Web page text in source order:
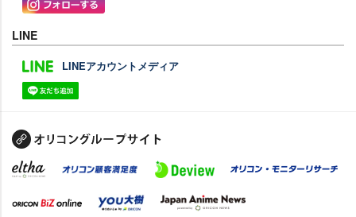
LINE
LINEアカウントメディア